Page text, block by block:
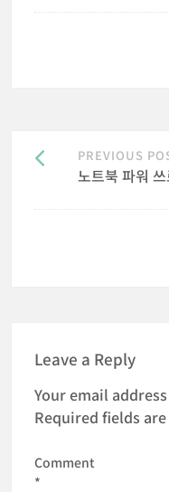
Post
navigation
PREVIOUS
노트북 파워
Leave a Reply
Your email
Required fields
Comment
*